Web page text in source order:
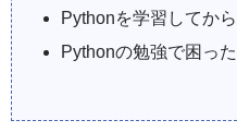
Pythonを学習してか
Pythonの勉強で困っ